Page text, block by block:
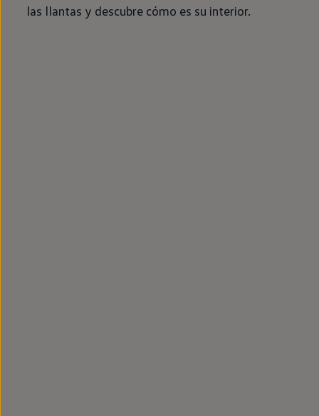
las llantas y descubre cómo es su interior.